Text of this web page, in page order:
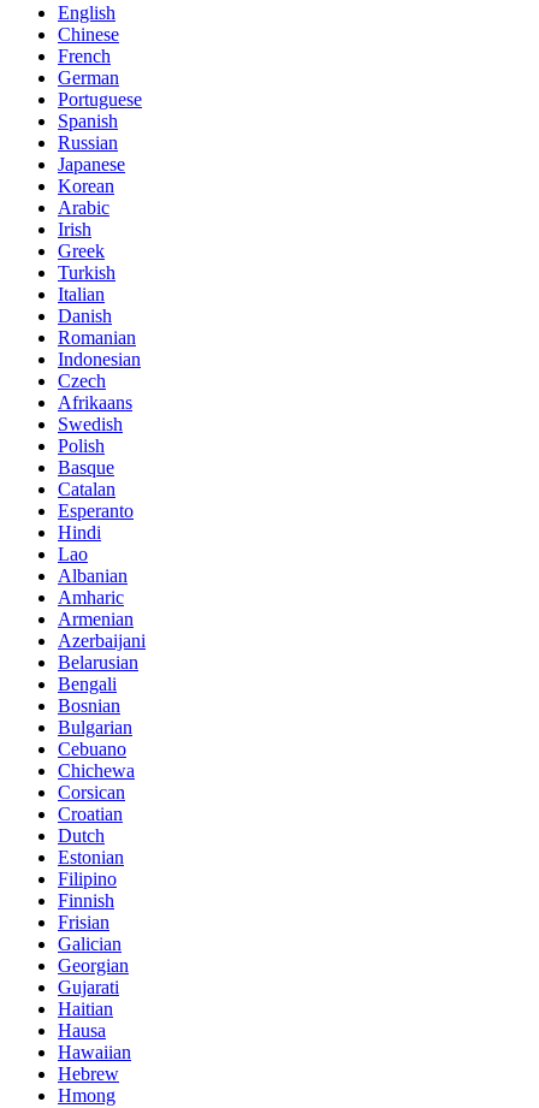
English
Chinese
French
German
Portuguese
Spanish
Russian
Japanese
Korean
Arabic
Irish
Greek
Turkish
Italian
Danish
Romanian
Indonesian
Czech
Afrikaans
Swedish
Polish
Basque
Catalan
Esperanto
Hindi
Lao
Albanian
Amharic
Armenian
Azerbaijani
Belarusian
Bengali
Bosnian
Bulgarian
Cebuano
Chichewa
Corsican
Croatian
Dutch
Estonian
Filipino
Finnish
Frisian
Galician
Georgian
Gujarati
Haitian
Hausa
Hawaiian
Hebrew
Hmong